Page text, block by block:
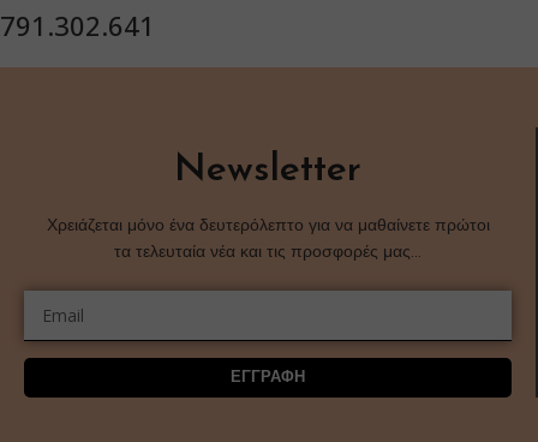
791.302.641
Newsletter
Χρειάζεται μόνο ένα δευτερόλεπτο για να μαθαίνετε πρώτοι
τα τελευταία νέα και τις προσφορές μας…
ΕΓΓΡΑΦΗ